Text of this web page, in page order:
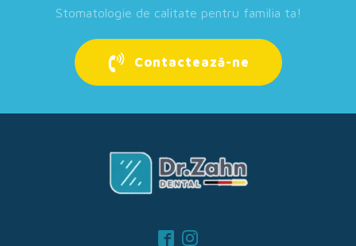
Stomatologie de calitate pentru familia ta!
Contactează-ne